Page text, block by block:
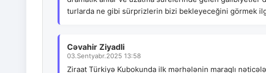
turlarda ne gibi sürprizlerin bizi bekleyeceğini görmek
Cəvahir Ziyadli
03.Sentyabr.2025 13:58
Ziraat Türkiyə Kubokunda ilk mərhələnin maraqlı